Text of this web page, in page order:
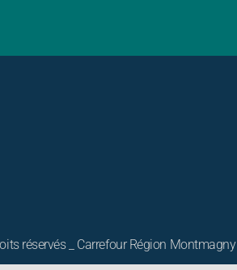
réservés _ Carrefour Région Montmagny